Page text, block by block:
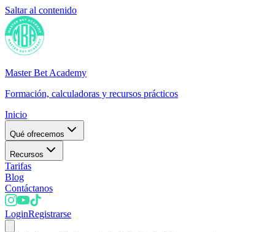
Saltar al contenido
Master Bet Academy
Formación, calculadoras y recursos prácticos
Inicio
Qué ofrecemos
Recursos
Tarifas
Blog
Contáctanos
LoginRegistrarse